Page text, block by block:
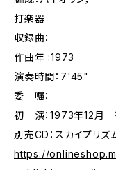
打楽器
収録曲：
作曲年 :1973
演奏時間：7'45"
委 嘱：
初 演：1973年12月
別売CD：スカイプリ
https://